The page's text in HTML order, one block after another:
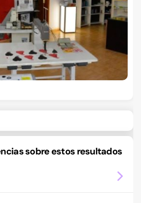
sobre estos resultados